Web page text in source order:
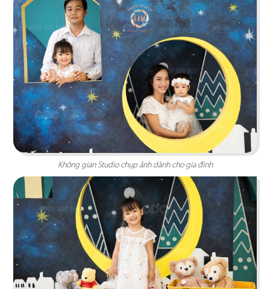
Không gian mang phong cách hiện đại đan xen
nét cổ điển toát lên vẻ đẹp sang trọng, thanh lịch
Chi tiết
MERY NAIL SALON
Nội thất chú trọng yếu tố cân bằng, đơn giản
nhưng vẫn đảm bảo được sự thư giãn cho mỗi
khách hàng ghé thăm.
Không gian Studio chụp ảnh dành cho gia đình